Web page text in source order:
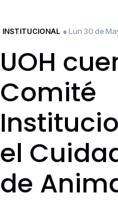
INSTITUCIONAL ● Lun 30 de
UOH
Comité
el
de